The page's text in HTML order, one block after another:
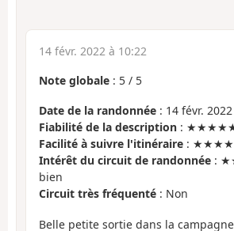
14 févr. 2022 à 10:22
Note globale : 5 / 5
Date de la randonnée : 14 févr. 2022
Fiabilité de la description : ★★★★★
Facilité à suivre l'itinéraire :
Intérêt du circuit de randonnée :
bien
Circuit très fréquenté : Non
Belle petite sortie dans la